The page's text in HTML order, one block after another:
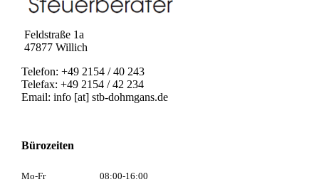
Feldstraße 1a
47877 Willich
Telefon: +49 2154 / 40 243
Telefax: +49 2154 / 42 234
Email: info [at] stb-dohmgans.de
Bürozeiten
Mo-Fr 08:00-16:00